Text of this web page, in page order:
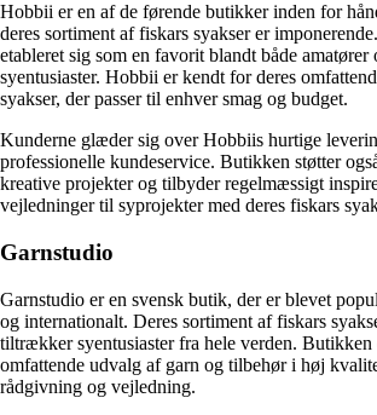
Hobbii er en af de førende butikker inden for
deres sortiment af fiskars syakser er
etableret sig som en favorit blandt både amatører
syentusiaster. Hobbii er kendt for deres
syakser, der passer til enhver smag og budget.
Kunderne glæder sig over Hobbiis hurtige
professionelle kundeservice. Butikken støtter
kreative projekter og tilbyder regelmæssigt
vejledninger til syprojekter med deres fiskars
Garnstudio
Garnstudio er en svensk butik, der er blevet
og internationalt. Deres sortiment af fiskars
tiltrækker syentusiaster fra hele verden. Butikken
omfattende udvalg af garn og tilbehør i høj
rådgivning og vejledning.